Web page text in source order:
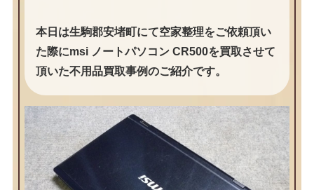
本日は生駒郡安堵町にて空家整理をご依頼頂い
た際にmsi ノートパソコン CR500を買取させて
頂いた不用品買取事例のご紹介です。